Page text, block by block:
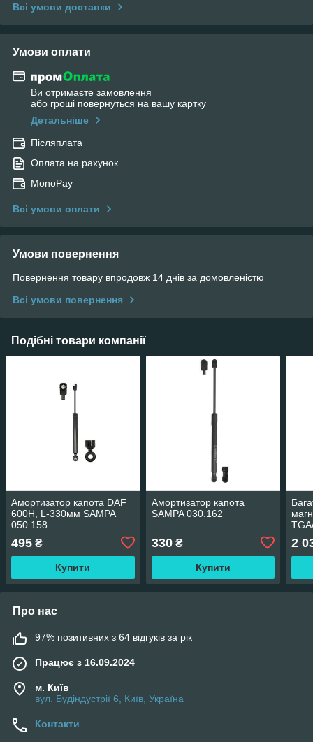
Всі умови доставки
Умови оплати
Ви отримаєте замовлення
або гроші повернуться на вашу картку
Детальніше
Післяплата
Оплата на рахунок
MonoPay
Всі умови оплати
Умови повернення
Повернення товару впродовж 14 днів за домовленістю
Всі умови повернення
Подібні товари компанії
Амортизатор капота DAF
600Н, L-330мм SAMPA
050.158
495 ₴
Купити
Амортизатор капота
SAMPA 030.162
330₴
Купити
2
Про нас
97% позитивних з 64 відгуків за рік
Працює з 16.09.2024
м. Київ
вул. Будіндустрії 6, Київ, Україна
Контакти